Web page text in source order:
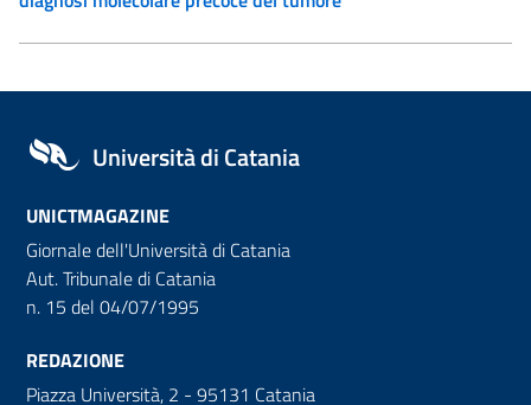
Università di Catania
UNICTMAGAZINE
Giornale dell'Università di Catania
Aut. Tribunale di Catania
n. 15 del 04/07/1995
REDAZIONE
Piazza Università, 2 - 95131 Catania